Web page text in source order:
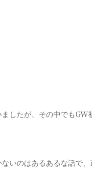
したが、その中でもGW
いのはあるあるな話で